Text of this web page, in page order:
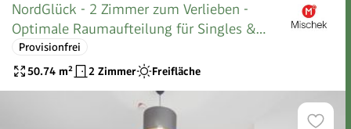
NordGlück - 2 Zimmer zum Verlieben -
Optimale Raumaufteilung für Singles &
Paare
Provisionfrei
50.74 m² 2 Zimmer Freifläche